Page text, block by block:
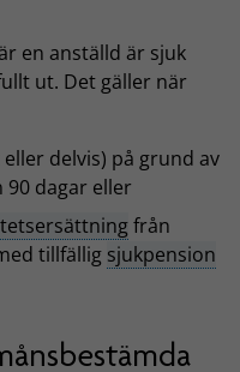
en anställd är sjuk
ut. Det gäller när
delvis) på grund av
90 dagar eller
från
tillfällig sjukpension